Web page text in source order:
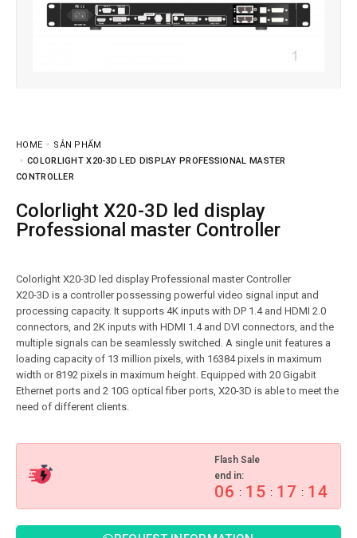
HOME
SẢN PHẨM
COLORLIGHT X20-3D LED DISPLAY PROFESSIONAL MASTER
CONTROLLER
Colorlight X20-3D led display
Professional master Controller
Colorlight X20-3D led display Professional master Controller
X20-3D is a controller possessing powerful video signal input and
processing capacity. It supports 4K inputs with DP 1.4 and HDMI 2.0
connectors, and 2K inputs with HDMI 1.4 and DVI connectors, and the
multiple signals can be seamlessly switched. A single unit features a
loading capacity of 13 million pixels, with 16384 pixels in maximum
width or 8192 pixels in maximum height. Equipped with 20 Gigabit
Ethernet ports and 2 10G optical fiber ports, X20-3D is able to meet the
Flash Sale
end in:
06 : 15 : 17 : 13